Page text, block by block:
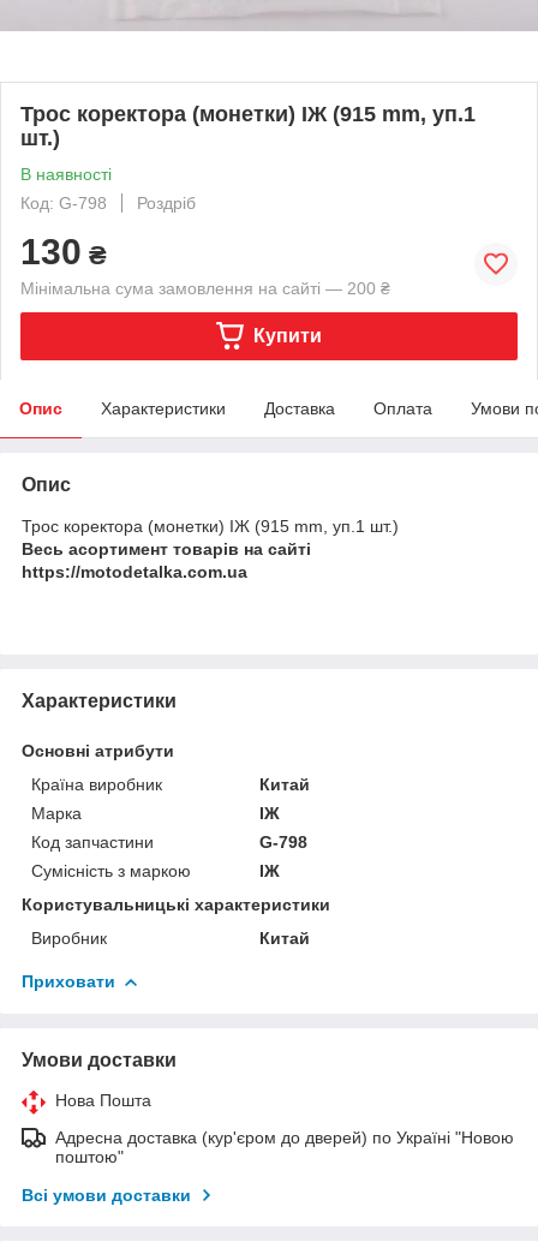
Трос коректора (монетки) ІЖ (915 mm, уп.1
шт.)
В наявності
Код: G-798
Роздріб
130 ₴
Мінімальна сума замовлення на сайті — 200 ₴
Купити
Опис Характеристики Доставка Оплата Умови
Опис
Трос коректора (монетки) ІЖ (915 mm, уп.1 шт.)
Весь асортимент товарів на сайті
https://motodetalka.com.ua
Характеристики
Основні атрибути
Країна виробник
Китай
Марка
ІЖ
Код запчастини
G-798
Сумісність з маркою
ІЖ
Користувальницькі характеристики
Виробник
Китай
Приховати
Умови доставки
Нова Пошта
Адресна доставка (кур'єром до дверей) по Україні "Новою
поштою"
Всі умови доставки